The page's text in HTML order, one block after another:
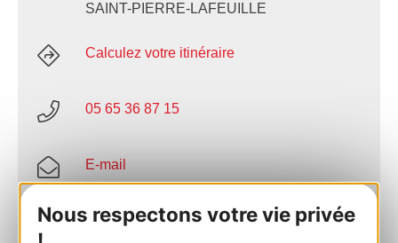
Nous respectons votre vie privée
SAINT-PIERRE-LAFEUILLE
Calculez votre itinéraire
05 65 36 87 15
E-mail
Site internet